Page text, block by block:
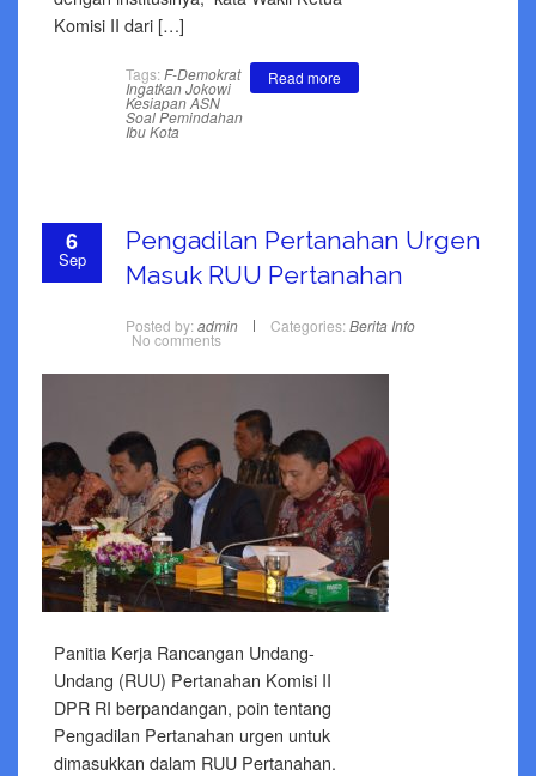
Komisi II dari […]
Read more
Tags: F-Demokrat
Ingatkan Jokowi
Kesiapan ASN
Soal Pemindahan
Ibu Kota
6
Sep
Pengadilan Pertanahan Urgen
Masuk RUU Pertanahan
Posted by: admin Categories: Berita Info
No comments
Panitia Kerja Rancangan Undang-
Undang (RUU) Pertanahan Komisi II
DPR RI berpandangan, poin tentang
Pengadilan Pertanahan urgen untuk
dimasukkan dalam RUU Pertanahan.